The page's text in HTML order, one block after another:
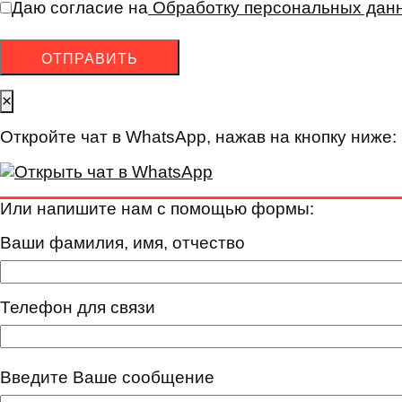
Даю согласие на Обработку персональных
×
Откройте чат в WhatsApp, нажав на кнопку ниже:
Или напишите нам с помощью формы:
Ваши фамилия, имя, отчество
Телефон для связи
Введите Ваше сообщение